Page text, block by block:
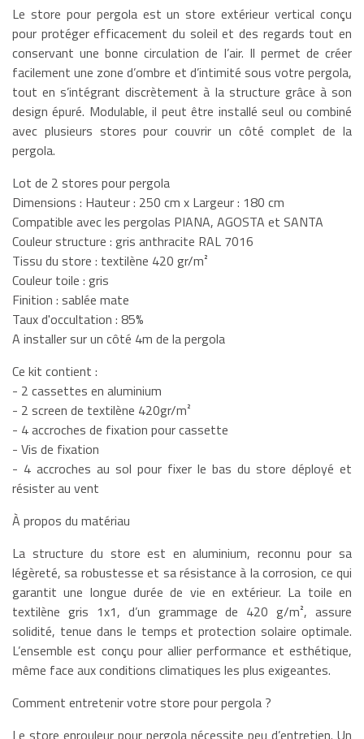
Le store pour pergola est un store extérieur vertical conçu
pour protéger efficacement du soleil et des regards tout en
conservant une bonne circulation de l’air. Il permet de créer
facilement une zone d’ombre et d’intimité sous votre pergola,
tout en s’intégrant discrètement à la structure grâce à son
design épuré. Modulable, il peut être installé seul ou combiné
avec plusieurs stores pour couvrir un côté complet de la
pergola.
Lot de 2 stores pour pergola
Dimensions : Hauteur : 250 cm x Largeur : 180 cm
Compatible avec les pergolas PIANA, AGOSTA et SANTA
Couleur structure : gris anthracite RAL 7016
Tissu du store : textilène 420 gr/m²
Couleur toile : gris
Finition : sablée mate
Taux d'occultation : 85%
A installer sur un côté 4m de la pergola
Ce kit contient :
- 2 cassettes en aluminium
- 2 screen de textilène 420gr/m²
- 4 accroches de fixation pour cassette
- Vis de fixation
- 4 accroches au sol pour fixer le bas du store déployé et
résister au vent
À propos du matériau
La structure du store est en aluminium, reconnu pour sa
légèreté, sa robustesse et sa résistance à la corrosion, ce qui
garantit une longue durée de vie en extérieur. La toile en
textilène gris 1x1, d’un grammage de 420 g/m², assure
solidité, tenue dans le temps et protection solaire optimale.
L’ensemble est conçu pour allier performance et esthétique,
même face aux conditions climatiques les plus exigeantes.
Comment entretenir votre store pour pergola ?